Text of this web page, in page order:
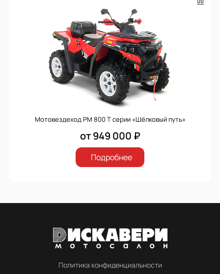
Мотовездеход РМ 800 Т серии «Шёлковый путь»
от 949 000 ₽
Подробнее
Политика конфиденциальности